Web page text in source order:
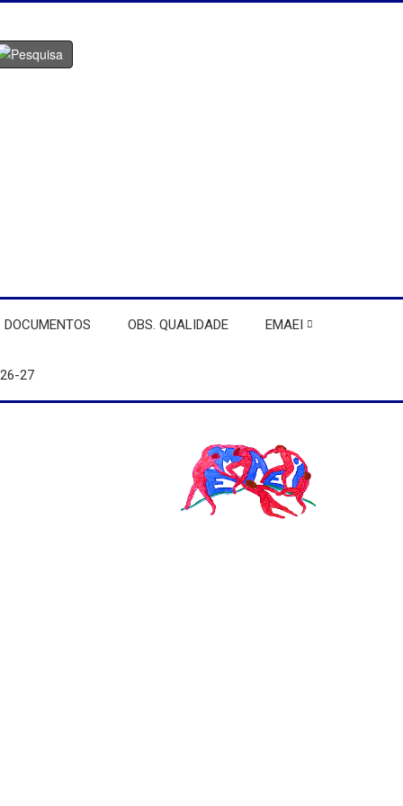
DOCUMENTOS OBS. QUALIDADE EMAEI
27